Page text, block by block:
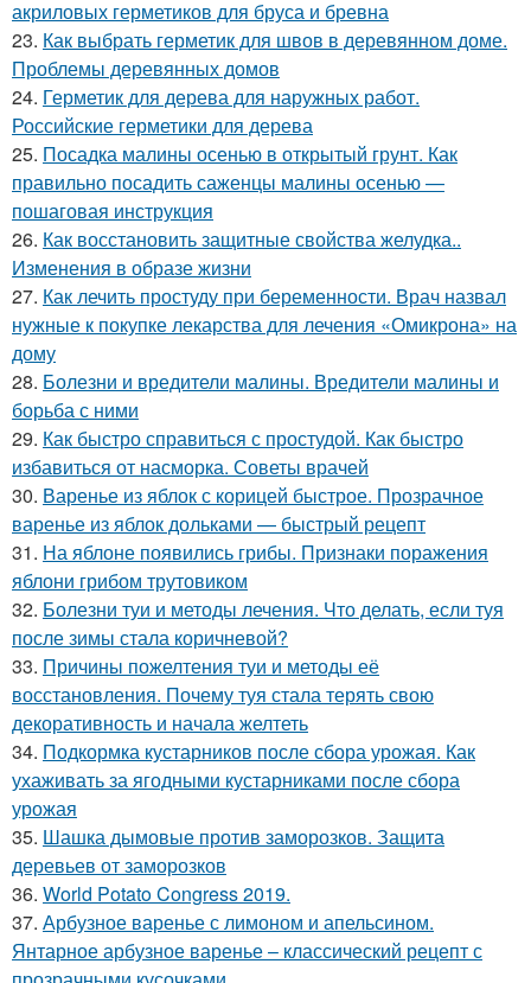
акриловых герметиков для бруса и бревна
23. Как выбрать герметик для швов в деревянном доме.
Проблемы деревянных домов
24. Герметик для дерева для наружных работ.
Российские герметики для дерева
25. Посадка малины осенью в открытый грунт. Как
правильно посадить саженцы малины осенью —
пошаговая инструкция
26. Как восстановить защитные свойства желудка..
Изменения в образе жизни
27. Как лечить простуду при беременности. Врач назвал
нужные к покупке лекарства для лечения «Омикрона» на
дому
28. Болезни и вредители малины. Вредители малины и
борьба с ними
29. Как быстро справиться с простудой. Как быстро
избавиться от насморка. Советы врачей
30. Варенье из яблок с корицей быстрое. Прозрачное
варенье из яблок дольками — быстрый рецепт
31. На яблоне появились грибы. Признаки поражения
яблони грибом трутовиком
32. Болезни туи и методы лечения. Что делать, если туя
после зимы стала коричневой?
33. Причины пожелтения туи и методы её
восстановления. Почему туя стала терять свою
декоративность и начала желтеть
34. Подкормка кустарников после сбора урожая. Как
ухаживать за ягодными кустарниками после сбора
урожая
35. Шашка дымовые против заморозков. Защита
деревьев от заморозков
36. World Potato Congress 2019.
37. Арбузное варенье с лимоном и апельсином.
Янтарное арбузное варенье – классический рецепт с